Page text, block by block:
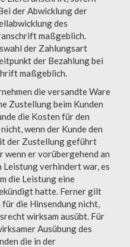
der Abwicklung der
des
maßgeblich.
der Zahlungsart
der Bezahlung bei
maßgeblich.
die versandte Ware
Zustellung beim Kunden
die Kosten für den
wenn der Kunde den
der Zustellung geführt
er vorübergehend an
Leistung verhindert war, es
die Leistung eine
hatte. Ferner gilt
die Hinsendung nicht,
wirksam ausübt. Für
Ausübung des
die in der